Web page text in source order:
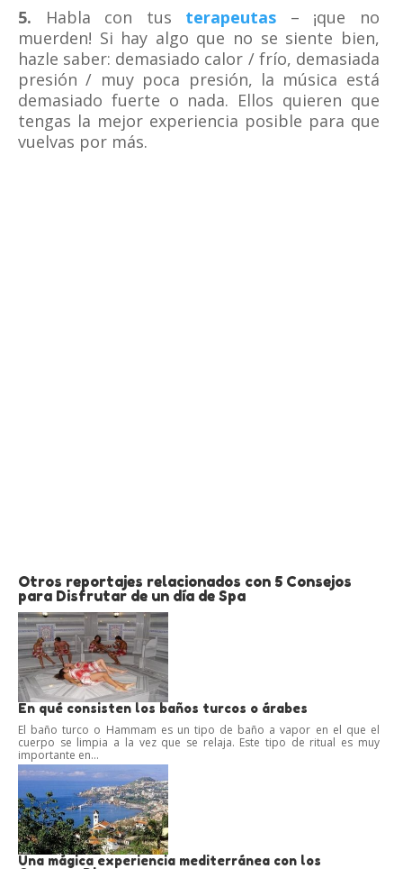
5. Habla con tus terapeutas – ¡que no
muerden! Si hay algo que no se siente bien,
hazle saber: demasiado calor / frío, demasiada
presión / muy poca presión, la música está
demasiado fuerte o nada. Ellos quieren que
tengas la mejor experiencia posible para que
vuelvas por más.
Otros reportajes relacionados con 5 Consejos
para Disfrutar de un día de Spa
En qué consisten los baños turcos o árabes
El baño turco o Hammam es un tipo de baño a vapor en el que el
cuerpo se limpia a la vez que se relaja. Este tipo de ritual es muy
importante en...
Una mágica experiencia mediterránea con los